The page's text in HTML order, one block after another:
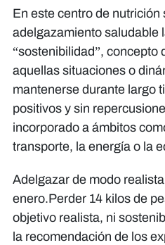
En este centro de nutrición
adelgazamiento saludable
“sostenibilidad”, concepto
aquellas situaciones o
mantenerse durante largo
positivos y sin
incorporado a ámbitos
transporte, la energía o la
Adelgazar de modo
enero.Perder 14 kilos de
objetivo realista, ni
la recomendación de los